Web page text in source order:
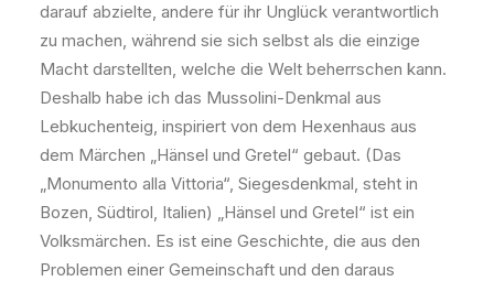
darauf abzielte, andere für ihr Unglück verantwortlich
zu machen, während sie sich selbst als die einzige
Macht darstellten, welche die Welt beherrschen kann.
Deshalb habe ich das Mussolini-Denkmal aus
Lebkuchenteig, inspiriert von dem Hexenhaus aus
dem Märchen „Hänsel und Gretel“ gebaut. (Das
„Monumento alla Vittoria“, Siegesdenkmal, steht in
Bozen, Südtirol, Italien) „Hänsel und Gretel“ ist ein
Volksmärchen. Es ist eine Geschichte, die aus den
Problemen einer Gemeinschaft und den daraus